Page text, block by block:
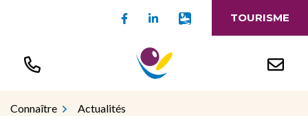
Lien vers le compte Facebook
Lien vers le compte
Lien vers l'appli
TOURISME
Connaître
Actualités